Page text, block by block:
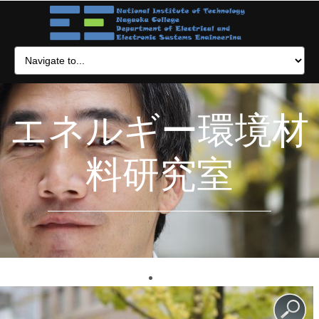
エネルギー環境材
料研究室